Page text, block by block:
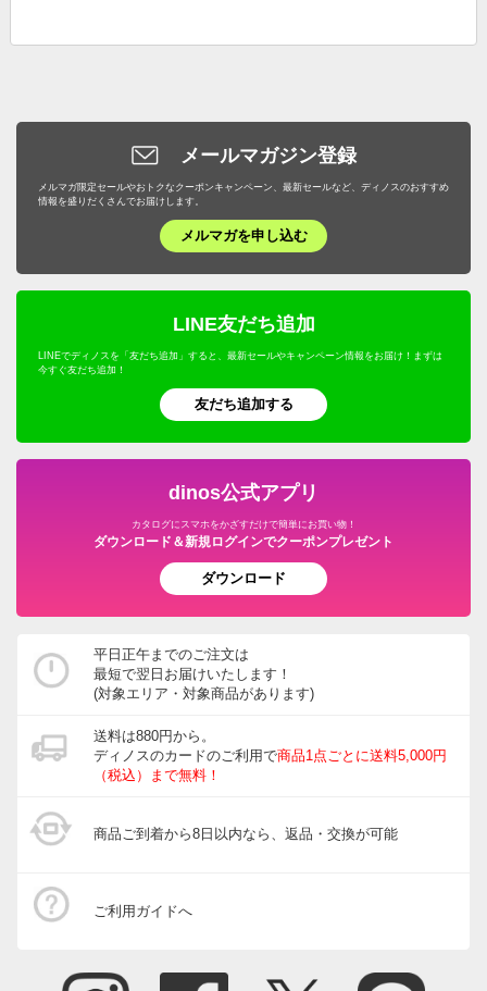
メールマガジン登録
メルマガ限定セールやおトクなクーポンキャンペーン、最新セールなど、ディノスのおすすめ
情報を盛りだくさんでお届けします。
メルマガを申し込む
LINE友だち追加
LINEでディノスを「友だち追加」すると、最新セールやキャンペーン情報をお届け！まずは
今すぐ友だち追加！
友だち追加する
dinos公式アプリ
カタログにスマホをかざすだけで簡単にお買い物！
ダウンロード＆新規ログインでクーポンプレゼント
ダウンロード
平日正午までのご注文は
最短で翌日お届けいたします！
(対象エリア・対象商品があります)
送料は880円から。
ディノスのカードのご利用で商品1点ごとに送料5,000円
（税込）まで無料！
商品ご到着から8日以内なら、返品・交換が可能
ご利用ガイドへ